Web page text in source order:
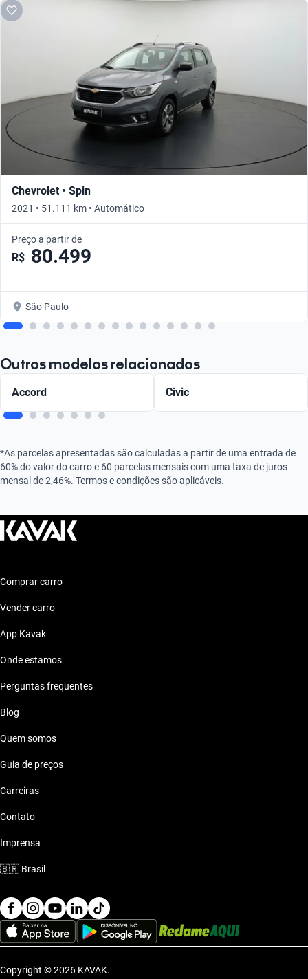
Chevrolet • Spin
2021 • 51.111 km • Automático
Preço a partir de
R$ 80.499
São Paulo
Outros modelos relacionados
Accord Civic
*As parcelas apresentadas são calculadas a partir de uma entrada de
60% do valor do carro e 60 parcelas mensais com uma taxa de juros
mensal de 2,46%. Termos e condições são aplicáveis.
Comprar carro
Vender carro
App Kavak
Onde estamos
Perguntas frequentes
Blog
Quem somos
Guia de preços
Carreiras
Contato
Imprensa
🇧🇷 Brasil
Copyright © 2026 KAVAK.